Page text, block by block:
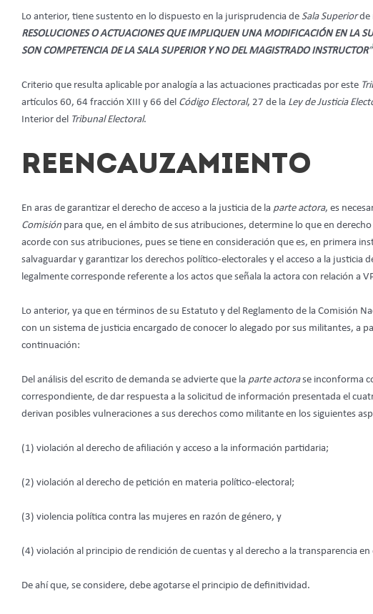
Lo anterior, tiene sustento en lo dispuesto en la jurisprudencia de Sala Superiorde
RESOLUCIONES O ACTUACIONES QUE IMPLIQUEN UNA MODIFICACIÓN EN LA
SON COMPETENCIA DE LA SALA SUPERIOR Y NO DEL MAGISTRADO INSTRUCTOR”
Criterio que resulta aplicable por analogía a las actuaciones practicadas por este
artículos 60, 64 fracción XIII y 66 del Código Electoral, 27 de la Ley de Justicia
Interior del Tribunal Electoral.
REENCAUZAMIENTO
En aras de garantizar el derecho de acceso a la justicia de la parte actora, es
Comisión para que, en el ámbito de sus atribuciones, determine lo que en
acorde con sus atribuciones, pues se tiene en consideración que es, en primera
salvaguardar y garantizar los derechos político-electorales y el acceso a la justicia
legalmente corresponde referente a los actos que señala la actora con relación a
Lo anterior, ya que en términos de su Estatuto y del Reglamento de la Comisión
con un sistema de justicia encargado de conocer lo alegado por sus militantes, a
continuación:
Del análisis del escrito de demanda se advierte que la parte actorase inconforma
correspondiente, de dar respuesta a la solicitud de información presentada el
derivan posibles vulneraciones a sus derechos como militante en los siguientes
(1) violación al derecho de afiliación y acceso a la información partidaria;
(2) violación al derecho de petición en materia político-electoral;
(3) violencia política contra las mujeres en razón de género, y
(4) violación al principio de rendición de cuentas y al derecho a la transparencia
De ahí que, se considere, debe agotarse el principio de definitividad.